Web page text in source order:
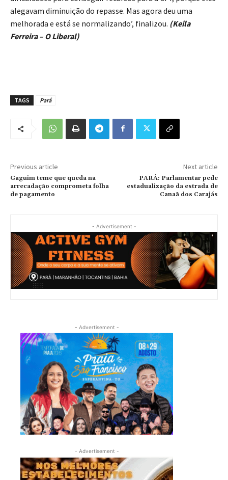
alegavam diminuição do repasse. Mas agora deu uma
melhorada e está se normalizando’, finalizou. (Keila
Ferreira – O Liberal)
TAGS Pará
Previous article
Gaguim teme que queda na
arrecadação comprometa folha
de pagamento
Next article
PARÁ: Parlamentar pede
estadualização da estrada de
Canaã dos Carajás
- Advertisement -
- Advertisement -
- Advertisement -